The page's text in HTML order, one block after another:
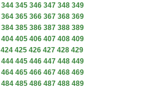
344 345 346 347 348 349
364 365 366 367 368 369
384 385 386 387 388 389
404 405 406 407 408 409
424 425 426 427 428 429
444 445 446 447 448 449
464 465 466 467 468 469
484 485 486 487 488 489